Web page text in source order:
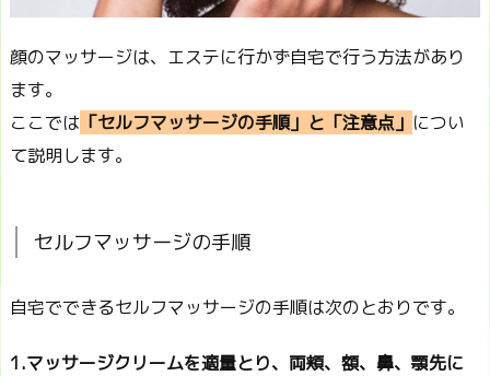
顔のマッサージは、エステに行かず自宅で行う方法があり
ます。
ここでは 「セルフマッサージの手順」と「注意点」 につい
て説明します。
セルフマッサージの手順
自宅でできるセルフマッサージの手順は次のとおりです。
1.マッサージクリームを適量とり、両頬、額、鼻、顎先に